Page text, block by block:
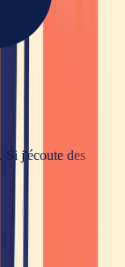
. Si j'écoute des